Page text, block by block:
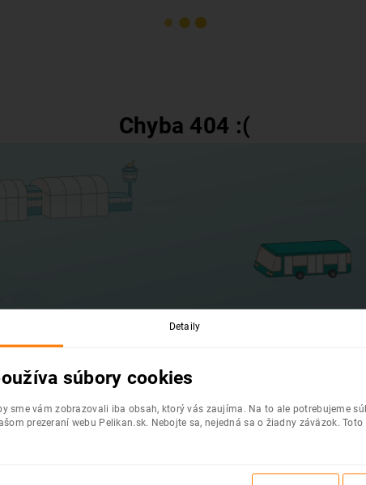
Chyba 404 :(
Detaily
súbory cookies
sme vám zobrazovali iba obsah, ktorý vás zaujíma. Na to ale potrebujeme
prezeraní webu Pelikan.sk. Nebojte sa, nejedná sa o žiadny záväzok.